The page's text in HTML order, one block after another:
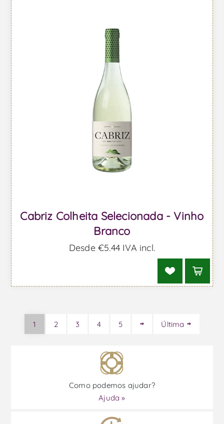
Cabriz Colheita Selecionada - Vinho
Branco
Desde €5,44 IVA incl.
1 2 3 4 5 Última
Como podemos ajudar?
Ajuda »